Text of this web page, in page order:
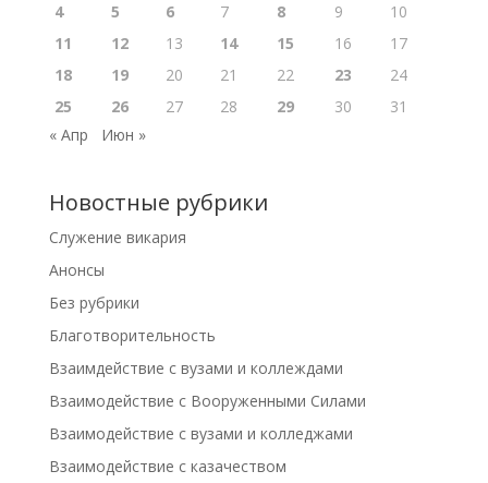
4
5 6 7 8 9
10
11
12 13 14 15 16
17
18
19 20 21 22 23
24
25
26 27 28 29 30
31
« Апр
Июн »
Новостные рубрики
Cлужение викария
Анонсы
Без рубрики
Благотворительность
Взаимдействие с вузами и коллеждами
Взаимодействие с Вооруженными Силами
Взаимодействие с вузами и колледжами
Взаимодействие с казачеством